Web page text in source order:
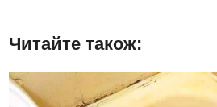
Читайте також: